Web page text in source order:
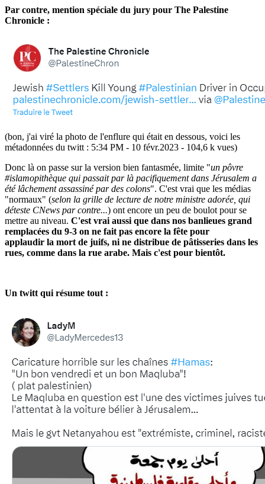
Par contre, mention spéciale du jury pour The Palestine
Chronicle :
(bon, j'ai viré la photo de l'enflure qui était en dessous, voici les
métadonnées du twitt : 5:34 PM - 10 févr.2023 - 104,6 k vues)
Donc là on passe sur la version bien fantasmée, limite "un pôvre
#islamopithèque qui passait par là pacifiquement dans Jérusalem a
été lâchement assassiné par des colons". C'est vrai que les médias
"normaux" (selon la grille de lecture de notre ministre adorée, qui
déteste CNews par contre...) ont encore un peu de boulot pour se
mettre au niveau. C'est vrai aussi que dans nos banlieues grand
remplacées du 9-3 on ne fait pas encore la fête pour
applaudir la mort de juifs, ni ne distribue de pâtisseries dans les
rues, comme dans la rue arabe. Mais c'est pour bientôt.
Un twitt qui résume tout :